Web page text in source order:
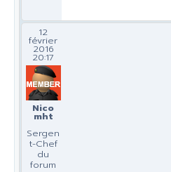
12
février
2016
20:17
Nico
mht
Sergen
t-Chef
du
forum